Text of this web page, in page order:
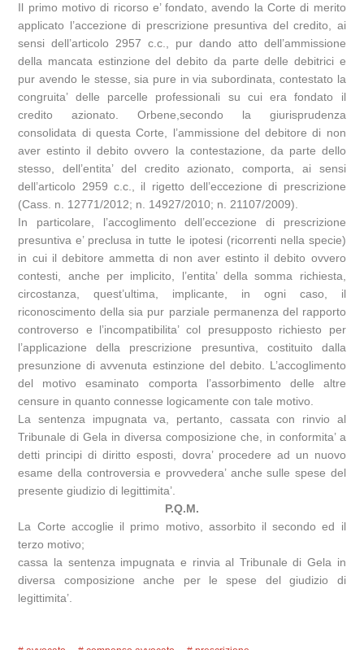
Il primo motivo di ricorso e’ fondato, avendo la Corte di merito
applicato l’accezione di prescrizione presuntiva del credito, ai
sensi dell’articolo 2957 c.c., pur dando atto dell’ammissione
della mancata estinzione del debito da parte delle debitrici e
pur avendo le stesse, sia pure in via subordinata, contestato la
congruita’ delle parcelle professionali su cui era fondato il
credito azionato. Orbene,secondo la giurisprudenza
consolidata di questa Corte, l’ammissione del debitore di non
aver estinto il debito ovvero la contestazione, da parte dello
stesso, dell’entita’ del credito azionato, comporta, ai sensi
dell’articolo 2959 c.c., il rigetto dell’eccezione di prescrizione
(Cass. n. 12771/2012; n. 14927/2010; n. 21107/2009).
In particolare, l’accoglimento dell’eccezione di prescrizione
presuntiva e’ preclusa in tutte le ipotesi (ricorrenti nella specie)
in cui il debitore ammetta di non aver estinto il debito ovvero
contesti, anche per implicito, l’entita’ della somma richiesta,
circostanza, quest’ultima, implicante, in ogni caso, il
riconoscimento della sia pur parziale permanenza del rapporto
controverso e l’incompatibilita’ col presupposto richiesto per
l’applicazione della prescrizione presuntiva, costituito dalla
presunzione di avvenuta estinzione del debito. L’accoglimento
del motivo esaminato comporta l’assorbimento delle altre
censure in quanto connesse logicamente con tale motivo.
La sentenza impugnata va, pertanto, cassata con rinvio al
Tribunale di Gela in diversa composizione che, in conformita’ a
detti principi di diritto esposti, dovra’ procedere ad un nuovo
esame della controversia e provvedera’ anche sulle spese del
presente giudizio di legittimita’.
P.Q.M.
La Corte accoglie il primo motivo, assorbito il secondo ed il
terzo motivo;
cassa la sentenza impugnata e rinvia al Tribunale di Gela in
diversa composizione anche per le spese del giudizio di
legittimita’.